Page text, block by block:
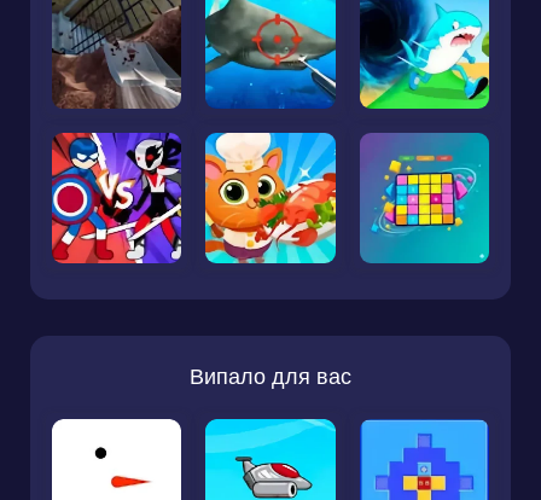
Випало для вас